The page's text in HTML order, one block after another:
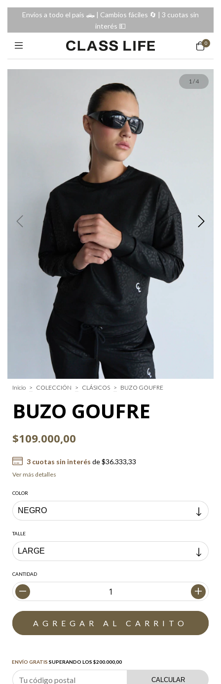
Envíos a todo el país 🛻 | Cambios fáciles 🔄️ | 3 cuotas sin
interés 💵
0
1/4
Inicio > COLECCIÓN > CLÁSICOS > BUZO GOUFRE
BUZO GOUFRE
$109.000,00
3cuotas sin interés de$36.333,33
Ver más detalles
COLOR
TALLE
CANTIDAD
ENVÍO GRATIS SUPERANDO LOS $200.000,00
CALCULAR